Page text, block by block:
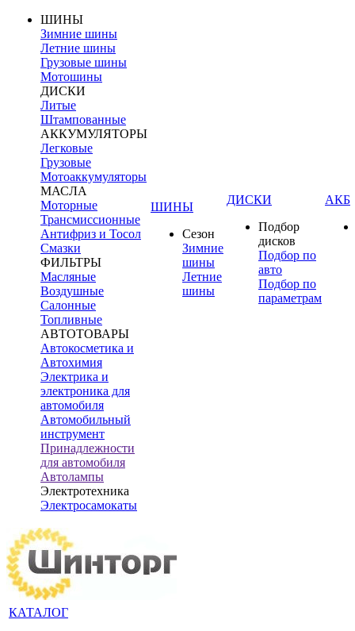
ШИНЫ
Зимние шины
Летние шины
Грузовые шины
Мотошины
ДИСКИ
Литые
Штампованные
АККУМУЛЯТОРЫ
Легковые
Грузовые
Мотоаккумуляторы
МАСЛА
Моторные
Трансмиссионные
Антифриз и Тосол
Смазки
ФИЛЬТРЫ
Масляные
Воздушные
Салонные
Топливные
АВТОТОВАРЫ
Автокосметика и
Автохимия
Электрика и
электроника для
автомобиля
Автомобильный
инструмент
Принадлежности
для автомобиля
Автолампы
Электротехника
Электросамокаты
ШИНЫ
Сезон
Зимние
шины
Летние
шины
ДИСКИ
Подбор
дисков
Подбор по
авто
Подбор по
параметрам
АКБ
КАТАЛОГ